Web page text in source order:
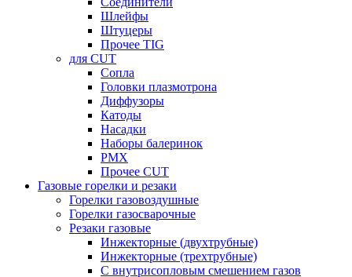
Шлейфы
Штуцеры
Прочее TIG
для CUT
Сопла
Головки плазмотрона
Диффузоры
Катоды
Насадки
Наборы балеринок
PMX
Прочее CUT
Газовые горелки и резаки
Горелки газовоздушные
Горелки газосварочные
Резаки газовые
Инжекторные (двухтрубные)
Инжекторные (трехтрубные)
С внутрисопловым смешением газов